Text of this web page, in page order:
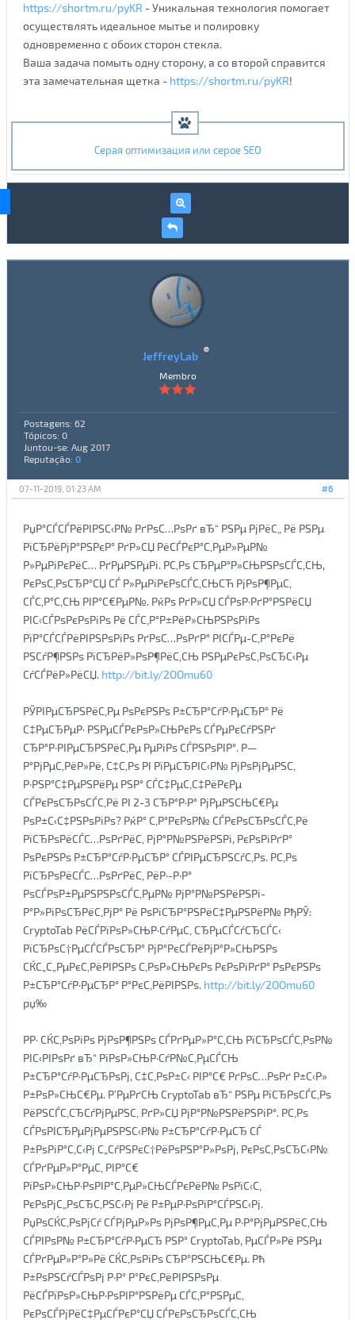
https://shortm.ru/pyKR - Уникальная технология помогает
осуществлять идеальное мытье и полировку
одновременно с обоих сторон стекла.
Ваша задача помыть одну сторону, а со второй справится
эта замечательная щетка - https://shortm.ru/pyKR!
Серая оптимизация или серое SEO
JeffreyLab
Membro
Postagens: 62
Tópicos: 0
Juntou-se: Aug 2017
Reputação: 0
#6
07-11-2019, 01:23 AM
РџР°СЃСЃРёРІРЅС‹Р№ РґРѕС…РѕРґ вЂ“ РЅРµ РјРёС„ Рё РЅРµ
РїСЂРёРјР°РЅРєР° РґР»СЏ РёСЃРєР°С‚РµР»РµР№
Р»РµРіРєРёС… РґРµРЅРµРі. Р­С‚Рѕ СЂРµР°Р»СЊРЅРѕСЃС‚СЊ,
РєРѕС‚РѕСЂР°СЏ СЃ Р»РµРіРєРѕСЃС‚СЊСЋ РјРѕР¶РµС‚
СЃС‚Р°С‚СЊ РІР°С€РµР№. РќРѕ РґР»СЏ СЃРѕР·РґР°РЅРёСЏ
РІС‹СЃРѕРєРѕРіРѕ Рё СЃС‚Р°Р±РёР»СЊРЅРѕРіРѕ
РїР°СЃСЃРёРІРЅРѕРіРѕ РґРѕС…РѕРґР° РІСЃРµ-С‚Р°РєРё
РЅСѓР¶РЅРѕ РїСЂРёР»РѕР¶РёС‚СЊ РЅРµРєРѕС‚РѕСЂС‹Рµ
СѓСЃРёР»РёСЏ. http://bit.ly/2OOmu60
РЎРІРµСЂРЅРёС‚Рµ РѕРєРЅРѕ Р±СЂР°СѓР·РµСЂР° Рё
С‡РµСЂРµР· РЅРµСЃРєРѕР»СЊРєРѕ СЃРµРєСѓРЅРґ
СЂР°Р·РІРµСЂРЅРёС‚Рµ РµРіРѕ СЃРЅРѕРІР°. Р—
Р°РјРµС‚РёР»Рё, С‡С‚Рѕ РІ РїРµСЂРІС‹Р№ РјРѕРјРµРЅС‚
Р·РЅР°С‡РµРЅРёРµ РЅР° СЃС‡РµС‚С‡РёРєРµ
СЃРєРѕСЂРѕСЃС‚Рё РІ 2-3 СЂР°Р·Р° РјРµРЅСЊС€Рµ
РѕР±С‹С‡РЅРѕРіРѕ? РќР° С‚Р°РєРѕР№ СЃРєРѕСЂРѕСЃС‚Рё
РїСЂРѕРёСЃС…РѕРґРёС‚ РјР°Р№РЅРёРЅРі, РєРѕРіРґР°
РѕРєРЅРѕ Р±СЂР°СѓР·РµСЂР° СЃРІРµСЂРЅСѓС‚Рѕ. Р­С‚Рѕ
РїСЂРѕРёСЃС…РѕРґРёС‚ РёР·-Р·Р°
РѕСЃРѕР±РµРЅРЅРѕСЃС‚РµР№ РјР°Р№РЅРёРЅРі-
Р°Р»РіРѕСЂРёС‚РјР° Рё РѕРіСЂР°РЅРёС‡РµРЅРёР№ РћРЎ:
CryptoTab РёСЃРїРѕР»СЊР·СѓРµС‚ СЂРµСЃСѓСЂСЃС‹
РїСЂРѕС†РµСЃСЃРѕСЂР° РјР°РєСЃРёРјР°Р»СЊРЅРѕ
СЌС„С„РµРєС‚РёРІРЅРѕ С‚РѕР»СЊРєРѕ РєРѕРіРґР° РѕРєРЅРѕ
Р±СЂР°СѓР·РµСЂР° Р°РєС‚РёРІРЅРѕ. http://bit.ly/2OOmu60
рџ‰
РР· СЌС‚РѕРіРѕ РјРѕР¶РЅРѕ СЃРґРµР»Р°С‚СЊ РїСЂРѕСЃС‚РѕР№
РІС‹РІРѕРґ вЂ“ РїРѕР»СЊР·СѓР№С‚РµСЃСЊ
Р±СЂР°СѓР·РµСЂРѕРј, С‡С‚РѕР±С‹ РІР°С€ РґРѕС…РѕРґ Р±С‹Р»
Р±РѕР»СЊС€Рµ. Р’РµРґСЊ CryptoTab вЂ“ РЅРµ РїСЂРѕСЃС‚Рѕ
РёРЅСЃС‚СЂСѓРјРµРЅС‚ РґР»СЏ РјР°Р№РЅРёРЅРіР°. Р­С‚Рѕ
СЃРѕРІСЂРµРјРµРЅРЅС‹Р№ Р±СЂР°СѓР·РµСЂ СЃ
Р±РѕРіР°С‚С‹Рј С„СѓРЅРєС†РёРѕРЅР°Р»РѕРј, РєРѕС‚РѕСЂС‹Р№
СЃРґРµР»Р°РµС‚ РІР°С€
РїРѕР»СЊР·РѕРІР°С‚РµР»СЊСЃРєРёР№ РѕРїС‹С‚
РєРѕРјС„РѕСЂС‚РЅС‹Рј Рё Р±РµР·РѕРїР°СЃРЅС‹Рј.
РџРѕСЌС‚РѕРјСѓ СЃРјРµР»Рѕ РјРѕР¶РµС‚Рµ Р·Р°РјРµРЅРёС‚СЊ
СЃРІРѕР№ Р±СЂР°СѓР·РµСЂ РЅР° CryptoTab, РµСЃР»Рё РЅРµ
СЃРґРµР»Р°Р»Рё СЌС‚РѕРіРѕ СЂР°РЅСЊС€Рµ. Рђ
Р±РѕРЅСѓСЃРѕРј Р·Р° Р°РєС‚РёРІРЅРѕРµ
РёСЃРїРѕР»СЊР·РѕРІР°РЅРёРµ СЃС‚Р°РЅРµС‚
РєРѕСЃРјРёС‡РµСЃРєР°СЏ СЃРєРѕСЂРѕСЃС‚СЊ